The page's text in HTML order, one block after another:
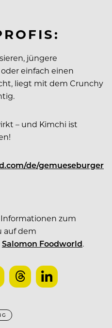
jüngere
einfach einen
liegt mit dem Crunchy
– und Kimchi ist
de/gemueseburger
zum
auf dem
Salomon Foodworld.